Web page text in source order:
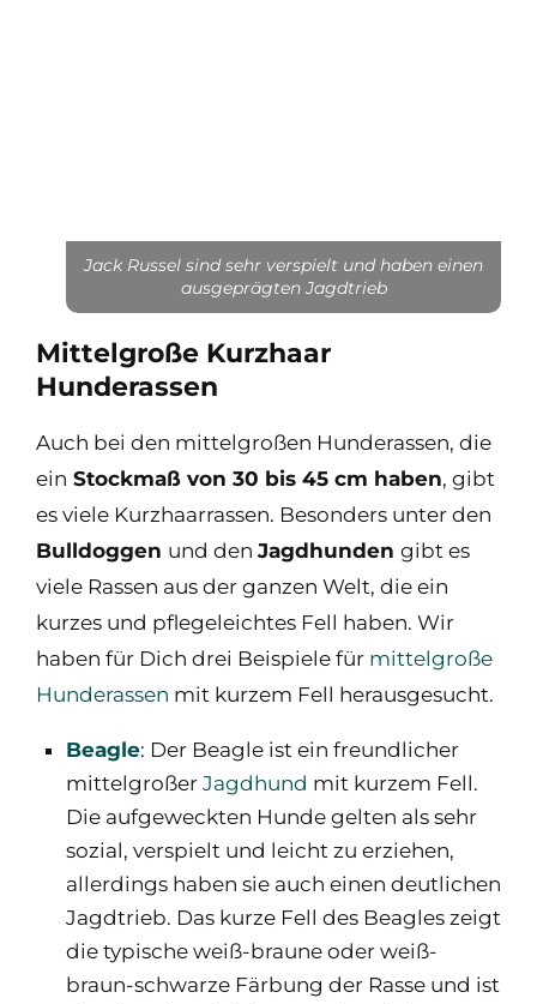
Jack Russel sind sehr verspielt und haben einen
ausgeprägten Jagdtrieb
Mittelgroße Kurzhaar
Hunderassen
Auch bei den mittelgroßen Hunderassen, die
ein Stockmaß von 30 bis 45 cm haben, gibt
es viele Kurzhaarrassen. Besonders unter den
Bulldoggen und den Jagdhunden gibt es
viele Rassen aus der ganzen Welt, die ein
kurzes und pflegeleichtes Fell haben. Wir
haben für Dich drei Beispiele für mittelgroße
Hunderassen mit kurzem Fell herausgesucht.
Beagle: Der Beagle ist ein freundlicher
mittelgroßer Jagdhund mit kurzem Fell.
Die aufgeweckten Hunde gelten als sehr
sozial, verspielt und leicht zu erziehen,
allerdings haben sie auch einen deutlichen
Jagdtrieb. Das kurze Fell des Beagles zeigt
die typische weiß-braune oder weiß-
braun-schwarze Färbung der Rasse und ist